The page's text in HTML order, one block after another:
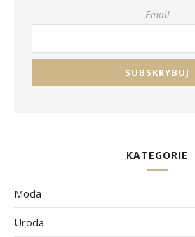
Email
KATEGORIE
Moda
Uroda